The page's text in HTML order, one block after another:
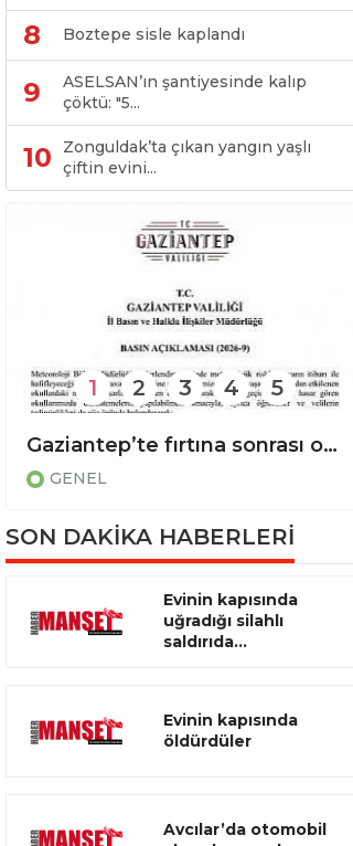
8 Boztepe sisle kaplandı
9
ASELSAN’ın şantiyesinde kalıp
çöktü: "5...
10
Zonguldak’ta çıkan yangın yaşlı
çiftin evini...
Gaziantep’te fırtına sonrası okullar tatil edildi
GENEL
1 2 3 4 5
SON DAKİKA HABERLERİ
Evinin kapısında
uğradığı silahlı
saldırıda...
Evinin kapısında
öldürdüler
Avcılar’da otomobil